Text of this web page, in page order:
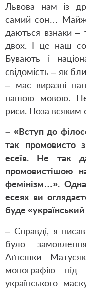
Львова нам із
самий сон…
даються взнаки –
двох. І це наш
Бувають і
свідомість – як
– має виразні
нашою мовою.
риси. Поза всяким
– «Вступ до
так промовисто
есеїв. Не так
промовистішою
фемінізм…».
есеях ви
буде
– Справді, я
було
Аґнєшки
монографію під
українського